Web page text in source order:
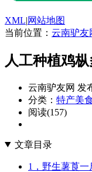
XML|网站地图
当前位置： 云南驴友
人工种植鸡
云南驴友网 发
分类： 特产美
阅读(157)
文章目录
1，野生薯莨一